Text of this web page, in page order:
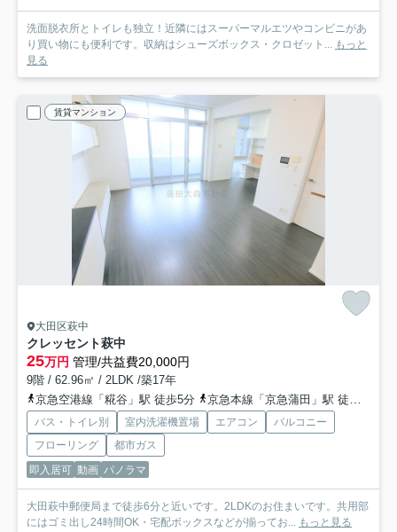
洗面脱衣所とトイレも独立！近隣にはスーパーマルエツやコンビニがあ
り買い物にも便利です。収納はシューズボックス・クロゼット... もっと
見る
賃貸マンション
大田区萩中
クレッセント萩中
25万円 管理/共益費20,000円
9階 / 62.96㎡ / 2LDK /築17年
京急空港線「糀谷」駅 徒歩5分
京急本線「京急蒲田」駅 徒歩17分
バス・トイレ別 室内洗濯機置場 エアコン
バルコニー
フローリング
都市ガス
即入居可 動画 パノラマ
大田萩中郵便局まで徒歩6分と近いです。2LDKのお住まいです。共用部
にはゴミ出し24時間OK・宅配ボックスなどが揃ってお... もっと見る